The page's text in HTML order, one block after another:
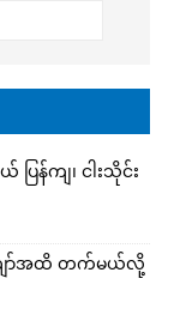
ြန်ကျ၊ ငါးသိုင်း
ျော်အထိ တက်မယ်လို့